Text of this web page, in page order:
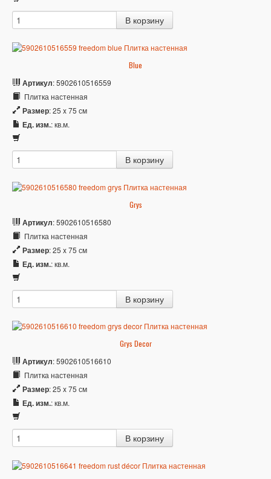
Blue
Артикул: 5902610516559
Плитка настенная
Размер: 25 x 75 см
Ед. изм.: кв.м.
Grys
Артикул: 5902610516580
Плитка настенная
Размер: 25 x 75 см
Ед. изм.: кв.м.
Grys Decor
Артикул: 5902610516610
Плитка настенная
Размер: 25 x 75 см
Ед. изм.: кв.м.